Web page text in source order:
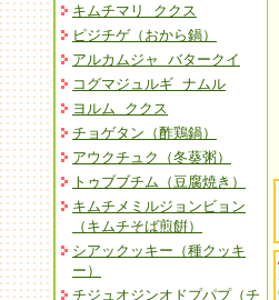
キムチマリ ククス
ピジチゲ（おから鍋）
アルカムジャ バタークイ
コグマジュルギ ナムル
ヨルム ククス
チョゲタン（酢鶏鍋）
アウクチュク（冬葵粥）
トゥブブチム（豆腐焼き）
キムチメミルジョンビョン
（キムチそば煎餠）
シアックッキー（種クッキ
ー）
チジュオジンオドプパプ（チ